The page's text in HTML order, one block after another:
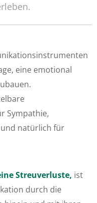
eine emotional
Sympathie,
natürlich für
Streuverluste, ist
durch die